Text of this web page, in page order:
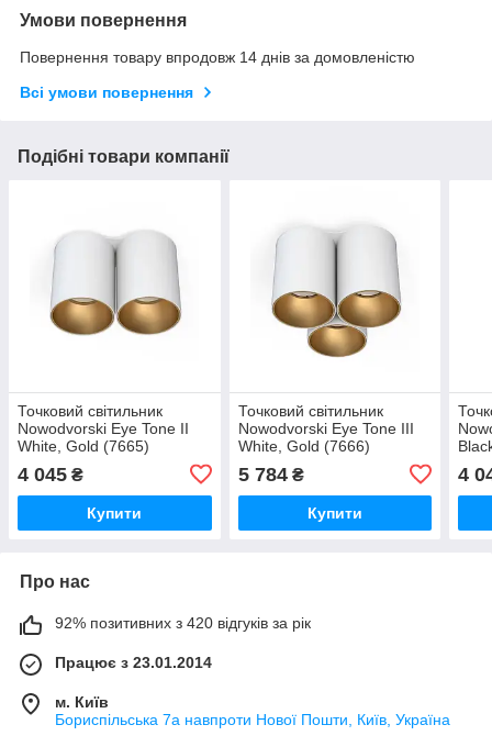
Умови повернення
Повернення товару впродовж 14 днів за домовленістю
Всі умови повернення
Подібні товари компанії
Точковий світильник
Nowodvorski Eye Tone II
White, Gold (7665)
4 045 ₴
Купити
Точковий світильник
Nowodvorski Eye Tone III
White, Gold (7666)
5 784₴
Купити
4
Про нас
92% позитивних з 420 відгуків за рік
Працює з 23.01.2014
м. Київ
Бориспільська 7а навпроти Нової Пошти, Київ, Україна